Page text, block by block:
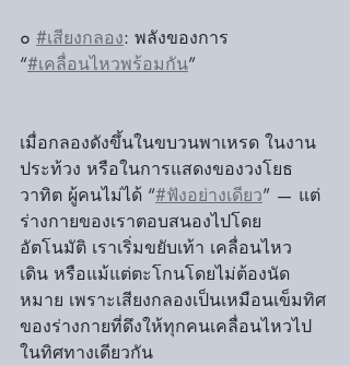
๐ #เสียงกลอง: พลังของการ
“#เคลื่อนไหวพร้อมกัน”
เมื่อกลองดังขึ้นในขบวนพาเหรด ในงาน
ประท้วง หรือในการแสดงของวงโยธ
วาทิต ผู้คนไม่ได้ “#ฟังอย่างเดียว” — แต่
ร่างกายของเราตอบสนองไปโดย
อัตโนมัติ เราเริ่มขยับเท้า เคลื่อนไหว
เดิน หรือแม้แต่ตะโกนโดยไม่ต้องนัด
หมาย เพราะเสียงกลองเป็นเหมือนเข็มทิศ
ของร่างกายที่ดึงให้ทุกคนเคลื่อนไหวไป
ในทิศทางเดียวกัน